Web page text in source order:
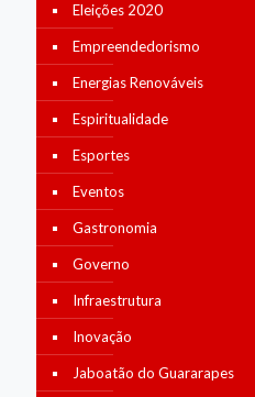
Eleições 2020
Empreendedorismo
Energias Renováveis
Espiritualidade
Esportes
Eventos
Gastronomia
Governo
Infraestrutura
Inovação
Jaboatão do Guararapes